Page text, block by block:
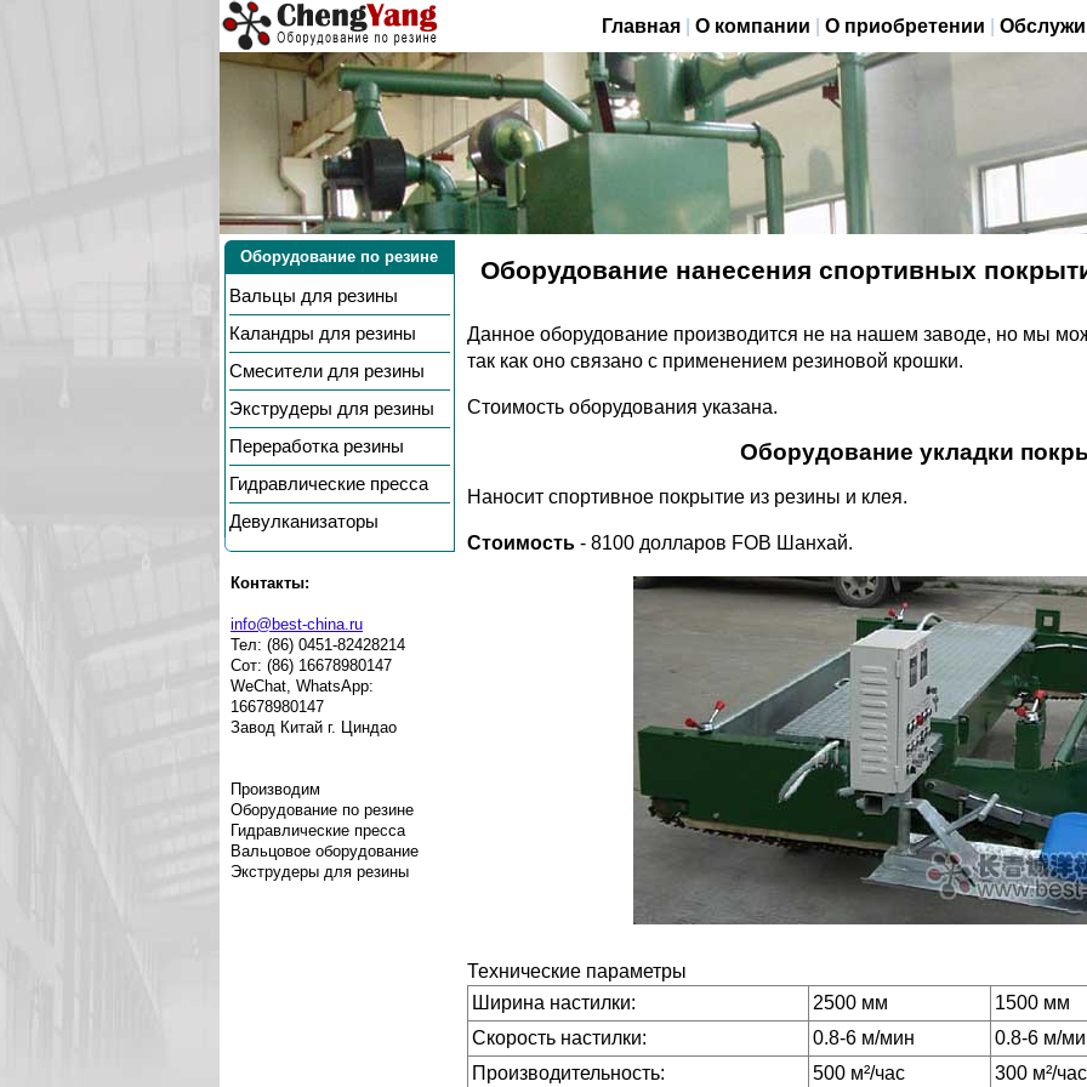
Главная| О компании О приобретении
Оборудование по резине
Вальцы для резины
Каландры для резины
Смесители для резины
Экструдеры для резины
Переработка резины
Гидравлические пресса
Девулканизаторы
Контакты:
info@best-china.ru
Тел: (86) 0451-82428214
Сот: (86) 16678980147
WeChat, WhatsApp:
16678980147
Завод Китай г. Циндао
Производим
Оборудование по резине
Гидравлические пресса
Вальцовое оборудование
Экструдеры для резины
Оборудование нанесения спортивных
Данное оборудование производится не на нашем заводе, но мы
так как оно связано с применением резиновой крошки.
Стоимость оборудования указана.
Оборудование укладки
Наносит спортивное покрытие из резины и клея.
Стоимость - 8100 долларов FOB Шанхай.
Технические параметры
Ширина настилки:
2500 мм
1500 мм
Скорость настилки:
0.8-6 м/мин
0.8-6 м/
Производительность:
500 м²/час 300 м²/час